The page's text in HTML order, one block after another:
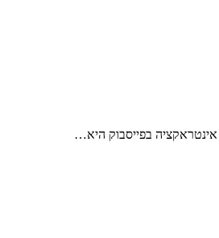
בפייסבוק היא…